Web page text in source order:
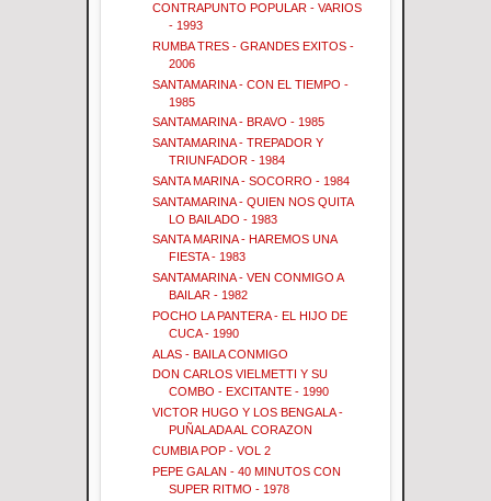
CONTRAPUNTO POPULAR - VARIOS
- 1993
RUMBA TRES - GRANDES EXITOS -
2006
SANTAMARINA - CON EL TIEMPO -
1985
SANTAMARINA - BRAVO - 1985
SANTAMARINA - TREPADOR Y
TRIUNFADOR - 1984
SANTA MARINA - SOCORRO - 1984
SANTAMARINA - QUIEN NOS QUITA
LO BAILADO - 1983
SANTA MARINA - HAREMOS UNA
FIESTA - 1983
SANTAMARINA - VEN CONMIGO A
BAILAR - 1982
POCHO LA PANTERA - EL HIJO DE
CUCA - 1990
ALAS - BAILA CONMIGO
DON CARLOS VIELMETTI Y SU
COMBO - EXCITANTE - 1990
VICTOR HUGO Y LOS BENGALA -
PUÑALADA AL CORAZON
CUMBIA POP - VOL 2
PEPE GALAN - 40 MINUTOS CON
SUPER RITMO - 1978